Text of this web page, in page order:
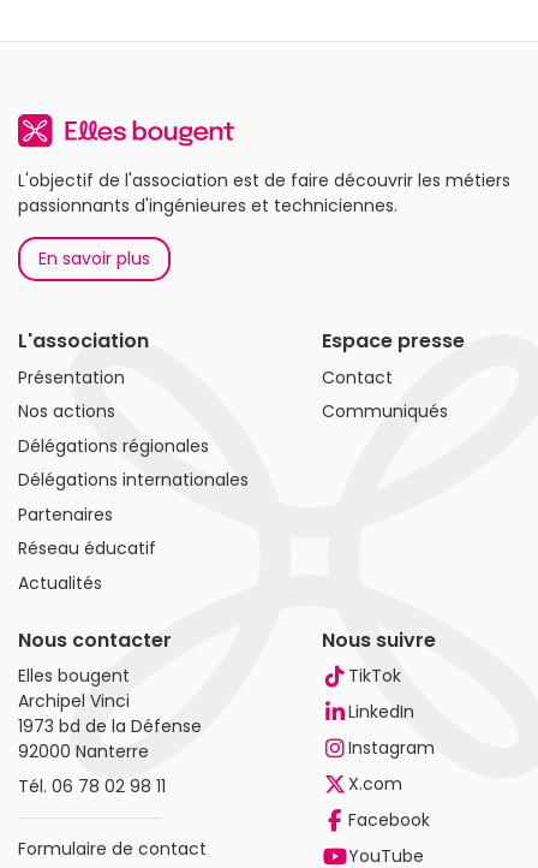
L'objectif de l'association est de faire découvrir les métiers
passionnants d'ingénieures et techniciennes.
En savoir plus
L'association
Présentation
Nos actions
Délégations régionales
Délégations internationales
Partenaires
Réseau éducatif
Actualités
Espace presse
Contact
Communiqués
Nous contacter
Elles bougent
Archipel Vinci
1973 bd de la Défense
92000 Nanterre
Tél. 06 78 02 98 11
Formulaire de contact
Nous suivre
TikTok
LinkedIn
Instagram
X.com
Facebook
YouTube